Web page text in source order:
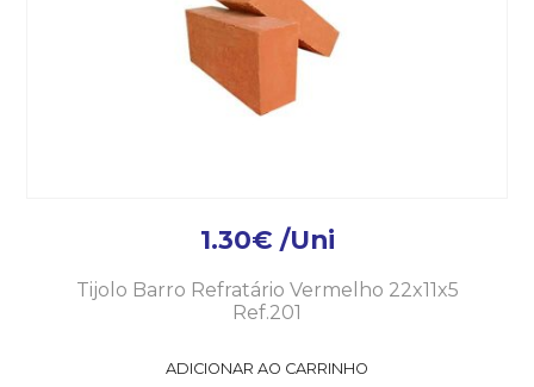
1.30€ /Uni
Tijolo Barro Refratário Vermelho 22x11x5
Ref.201
ADICIONAR AO CARRINHO